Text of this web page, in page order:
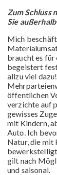
Zum Schluss
Sie
Mich
braucht es für
begeistert
allzu viel
öffentlichen
verzichte auf
gewisses
mit Kindern,
Auto. Ich
Natur, die mit
bewerkstelligt
gilt nach
und saisonal.